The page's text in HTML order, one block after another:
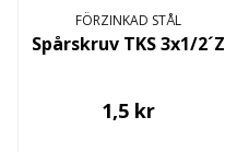
FÖRZINKAD STÅL
Spårskruv TKS 3x1/2´Z
1,5 kr